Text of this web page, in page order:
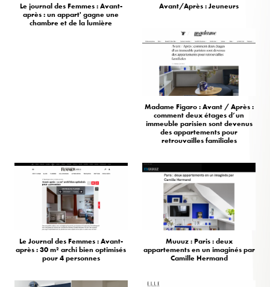
Le journal des Femmes : Avant-
après : un appart' gagne une
chambre et de la lumière
Avant/Après : Jeuneurs
Madame Figaro : Avant / Après :
comment deux étages d’un
immeuble parisien sont devenus
des appartements pour
retrouvailles familiales
Le Journal des Femmes : Avant-
après : 30 m² archi bien optimisés
pour 4 personnes
Muuuz : Paris : deux
appartements en un imaginés par
Camille Hermand